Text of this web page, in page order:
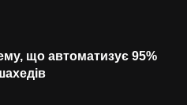
що автоматизує 95%